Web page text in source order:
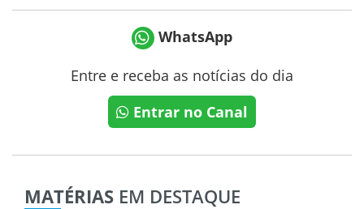
WhatsApp
Entre e receba as notícias do dia
Entrar no Canal
MATÉRIAS EM DESTAQUE